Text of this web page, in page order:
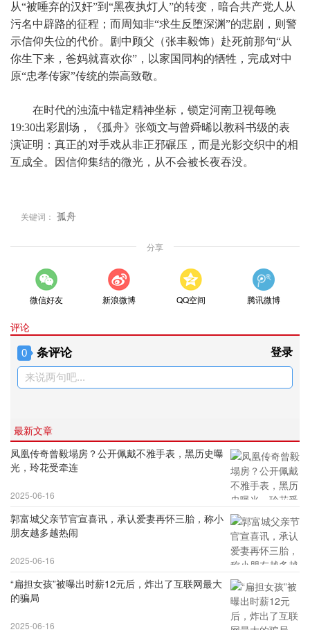
从“被唾弃的汉奸”到“黑夜执灯人”的转变，暗合共产党人从
污名中辟路的征程；而周知非“求生反堕深渊”的悲剧，则警
示信仰失位的代价。剧中顾父（张丰毅饰）赴死前那句“从
你生下来，爸妈就喜欢你”，以家国同构的牺牲，完成对中
原“忠孝传家”传统的崇高致敬。
在时代的浊流中锚定精神坐标，锁定河南卫视每晚
19:30出彩剧场，《孤舟》张颂文与曾舜晞以教科书级的表
演证明：真正的对手戏从非正邪碾压，而是光影交织中的相
互成全。因信仰集结的微光，从不会被长夜吞没。
关键词： 孤舟
分享
微信好友 新浪微博 QQ空间 腾讯微博
评论
0 条评论 登录
来说两句吧...
最新文章
凤凰传奇曾毅塌房？公开佩戴不雅手表，黑历史曝
光，玲花受牵连
2025-06-16
郭富城父亲节官宣喜讯，承认爱妻再怀三胎，称小
朋友越多越热闹
2025-06-16
“扁担女孩”被曝出时薪12元后，炸出了互联网最大
的骗局
2025-06-16